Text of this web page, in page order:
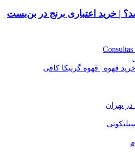
| خرید اعتباری برنج در بن‌بست
قهوه | قهوه گرنیکا کافی
تهران